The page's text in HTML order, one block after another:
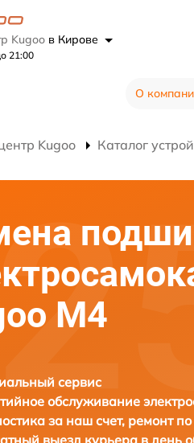
Kugoo в Кирове
21:00
О
Kugoo Каталог
M4
сервис
обслуживание
за наш счет, ремонт
выезд курьера в день